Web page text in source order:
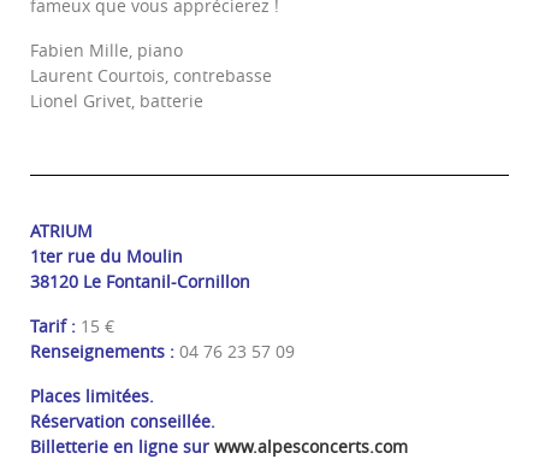
fameux que vous apprécierez !
Fabien Mille, piano
Laurent Courtois, contrebasse
Lionel Grivet, batterie
ATRIUM
1ter rue du Moulin
38120 Le Fontanil-Cornillon
Tarif : 15 €
Renseignements : 04 76 23 57 09
Places limitées.
Réservation conseillée.
Billetterie en ligne sur www.alpesconcerts.com